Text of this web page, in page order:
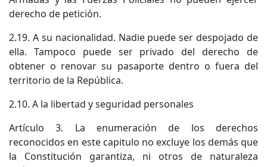
derecho de petición.
2.19. A su nacionalidad. Nadie puede ser despojado de
ella. Tampoco puede ser privado del derecho de
obtener o renovar su pasaporte dentro o fuera del
territorio de la República.
2.10. A la libertad y seguridad personales
Artículo 3. La enumeración de los derechos
reconocidos en este capitulo no excluye los demás que
la Constitución garantiza, ni otros de naturaleza